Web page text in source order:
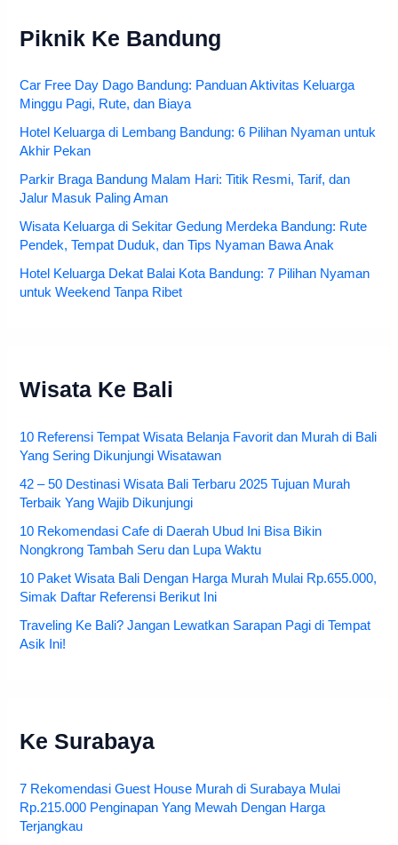
Piknik Ke Bandung
Car Free Day Dago Bandung: Panduan Aktivitas Keluarga
Minggu Pagi, Rute, dan Biaya
Hotel Keluarga di Lembang Bandung: 6 Pilihan Nyaman untuk
Akhir Pekan
Parkir Braga Bandung Malam Hari: Titik Resmi, Tarif, dan
Jalur Masuk Paling Aman
Wisata Keluarga di Sekitar Gedung Merdeka Bandung: Rute
Pendek, Tempat Duduk, dan Tips Nyaman Bawa Anak
Hotel Keluarga Dekat Balai Kota Bandung: 7 Pilihan Nyaman
untuk Weekend Tanpa Ribet
Wisata Ke Bali
10 Referensi Tempat Wisata Belanja Favorit dan Murah di Bali
Yang Sering Dikunjungi Wisatawan
42 – 50 Destinasi Wisata Bali Terbaru 2025 Tujuan Murah
Terbaik Yang Wajib Dikunjungi
10 Rekomendasi Cafe di Daerah Ubud Ini Bisa Bikin
Nongkrong Tambah Seru dan Lupa Waktu
10 Paket Wisata Bali Dengan Harga Murah Mulai Rp.655.000,
Simak Daftar Referensi Berikut Ini
Traveling Ke Bali? Jangan Lewatkan Sarapan Pagi di Tempat
Asik Ini!
Ke Surabaya
7 Rekomendasi Guest House Murah di Surabaya Mulai
Rp.215.000 Penginapan Yang Mewah Dengan Harga
Terjangkau